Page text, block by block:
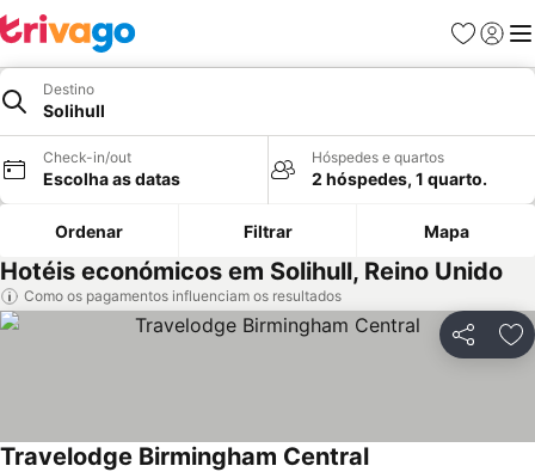
Favoritos
Iniciar
Destino
Solihull
Check-in/out
Escolha as datas
Hóspedes e quartos
2 hóspedes, 1 quarto.
Ordenar Filtrar Mapa
Hotéis económicos em Solihull, Reino Unido
Como os pagamentos influenciam os resultados
Partilhar
Travelodge Birmingham Central